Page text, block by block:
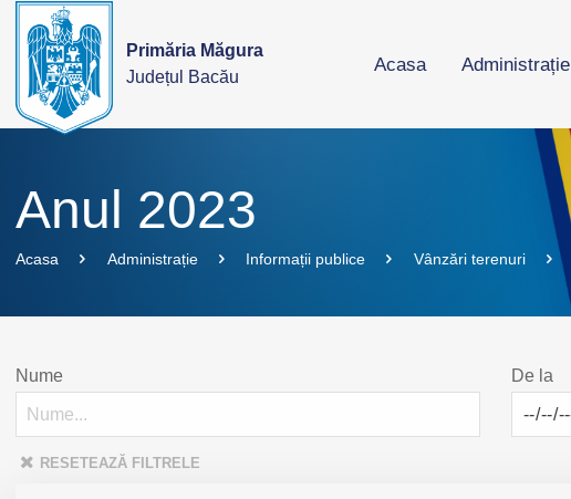
Primăria Măgura
Județul Bacău
Acasa Administrație
Anul 2023
Acasa Administrație Informații publice Vânzări terenuri
Nume De la
RESETEAZĂ FILTRELE